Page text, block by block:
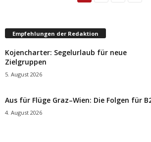
Empfehlungen der Redaktion
Kojencharter: Segelurlaub für neue
Zielgruppen
5. August 2026
Aus für Flüge Graz–Wien: Die Folgen für
4. August 2026